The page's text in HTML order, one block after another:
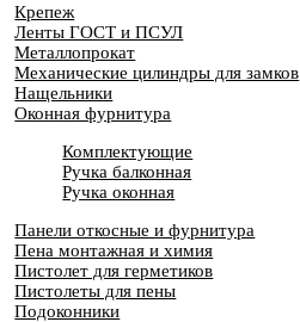
Крепеж
Ленты ГОСТ и ПСУЛ
Металлопрокат
Механические цилиндры для замков
Нащельники
Оконная фурнитура
Комплектующие
Ручка балконная
Ручка оконная
Панели откосные и фурнитура
Пена монтажная и химия
Пистолет для герметиков
Пистолеты для пены
Подоконники